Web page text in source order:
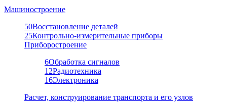
Машиностроение
50Восстановление деталей
25Контрольно-измерительные приборы
Приборостроение
6Обработка сигналов
12Радиотехника
16Электроника
Расчет, конструирование транспорта и его узлов